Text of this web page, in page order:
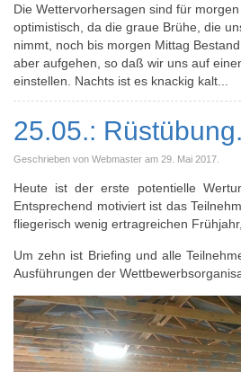
Die Wettervorhersagen sind für
optimistisch, da die graue Brühe, die
nimmt, noch bis morgen Mittag
aber aufgehen, so daß wir uns auf
einstellen. Nachts ist es knackig kalt...
25.05.:
Geschrieben von Webmaster am 29. Mai 2017
Heute ist der erste potentielle
Entsprechend motiviert ist das
fliegerisch wenig ertragreichen
Um zehn ist Briefing und alle
Ausführungen der